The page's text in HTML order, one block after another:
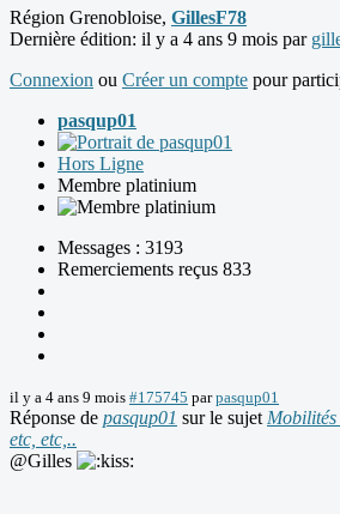
Région Grenobloise, GillesF78
Dernière édition: il y a 4 ans 9 mois par
Connexion ou Créer un compte pour
pasqup01
Hors Ligne
Membre platinium
Messages : 3193
Remerciements reçus 833
il y a 4 ans 9 mois #175745 parpasqup01
Réponse de pasqup01 sur le sujet
etc, etc,..
@Gilles